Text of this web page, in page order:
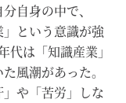
自身の中で、
」という意識が強
は「知識産業」
風潮があった。
や「苦労」しな